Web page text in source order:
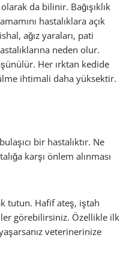
olarak da bilinir. Bağışıklık
hastalıklara açık
ağız yaraları, pati
neden olur.
Her ırktan kedide
ihtimali daha yüksektir.
bir hastalıktır. Ne
karşı önlem alınması
tutun. Hafif ateş, iştah
görebilirsiniz. Özellikle ilk
veterinerinize